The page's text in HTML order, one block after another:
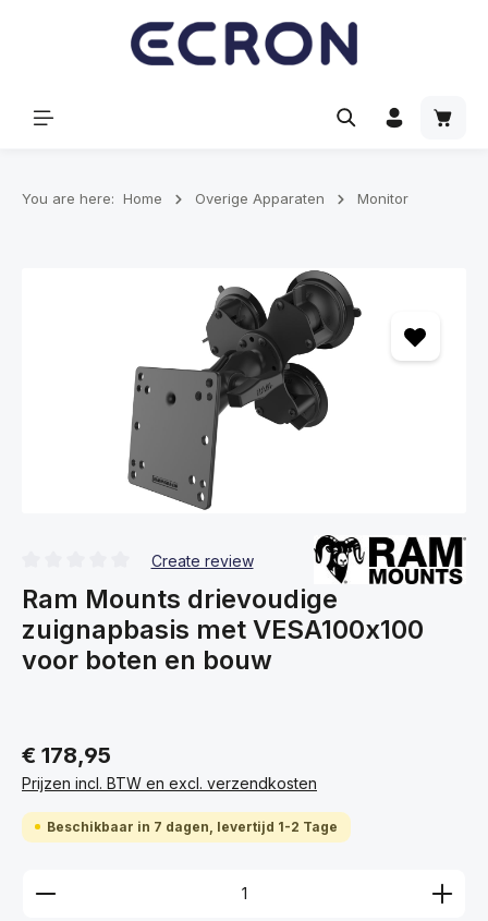
You are here: Home Overige Apparaten Monitor
Gemiddelde waardering van 0 van 5 sterren
Create review
Ram Mounts drievoudige
zuignapbasis met VESA100x100
voor boten en bouw
€ 178,95
Prijzen incl. BTW en excl. verzendkosten
Beschikbaar in 7 dagen, levertijd 1-2 Tage
Producthoeveelheid: Voer de gewenste